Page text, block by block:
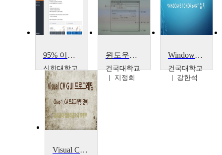
95% 이상 학생들이 거꾸로 수업에 참여하고 있는 미남교수의 팀플러스 활용법
신한대학교
신종우
윈도우즈프로그래밍
건국대학교
지정희
Windows 10 64Bit 설치방법
건국대학교
강한석
Visual C# GUI 프로그래밍